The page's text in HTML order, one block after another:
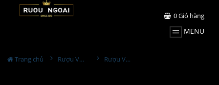
0Giỏ hàng
MENU
Trang chủ Rượu Vang Rượu Vang Wolf Blass Eaglehawk Shiraz Merlot Cabernet